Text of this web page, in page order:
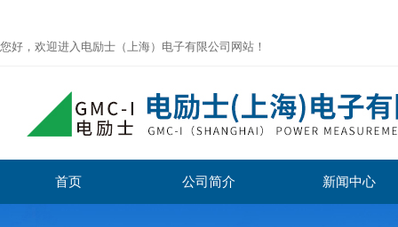
您好，欢迎进入电励士（上海）电子有限公司网站！
首页 公司简介 新闻中心